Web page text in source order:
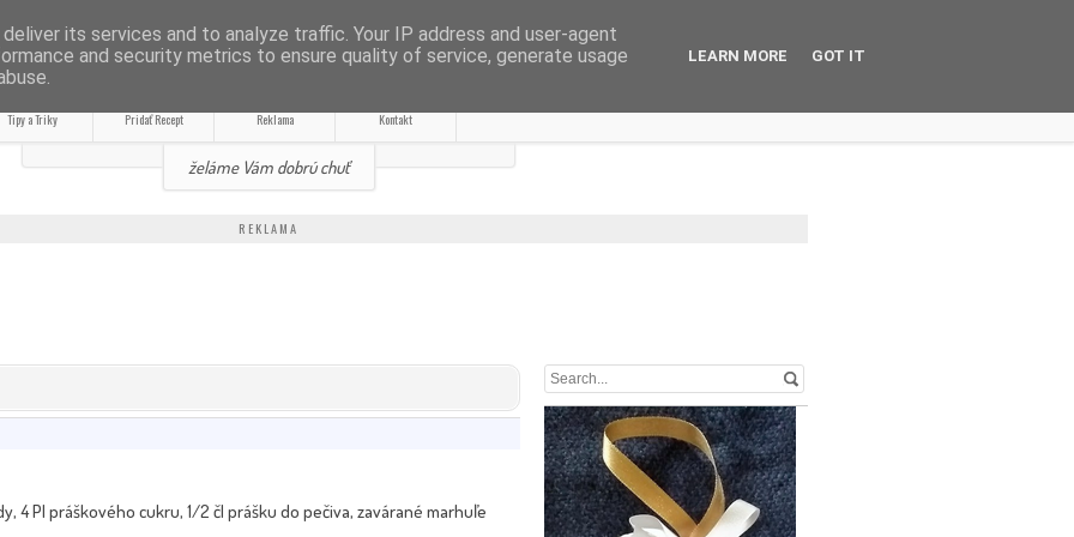
BEZ VÁŽENIA
Tipy a Triky Pridať Recept Reklama Kontakt
želáme Vám dobrú chuť
REKLAMA
4 Pl práškového cukru, 1/2 čl prášku do pečiva, zavárané marhuľe
its services and to analyze traffic. Your IP address and user-agent
and security metrics to ensure quality of service, generate usage
LEARN MORE GOT IT